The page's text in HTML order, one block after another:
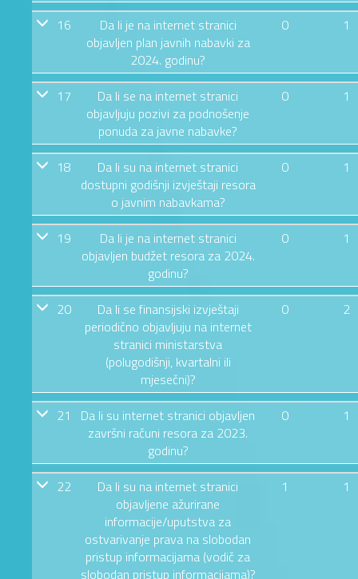
16
Da li je na internet stranici
objavljen plan javnih nabavki za
2024. godinu?
0 1
17
Da li se na internet stranici
objavljuju pozivi za podnošenje
ponuda za javne nabavke?
0 1
18
Da li su na internet stranici
dostupni godišnji izvještaji resora
o javnim nabavkama?
0 1
19
Da li je na internet stranici
objavljen budžet resora za 2024.
godinu?
0 1
20
Da li se finansijski izvještaji
periodično objavljuju na internet
stranici ministarstva
(polugodišnji, kvartalni ili
mjesečni)?
0 2
21
Da li su internet stranici objavljen
završni računi resora za 2023.
godinu?
0 1
22
Da li su na internet stranici
objavljene ažurirane
informacije/uputstva za
ostvarivanje prava na slobodan
pristup informacijama (vodič za
slobodan pristup informacijama)?
1 1